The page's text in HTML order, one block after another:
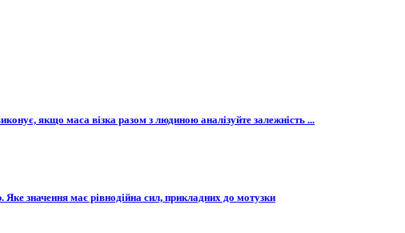
якщо маса візка разом з людиною аналізуйте залежність ...
значення має рівнодійна сил, прикладних до мотузки